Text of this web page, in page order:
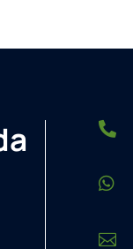


